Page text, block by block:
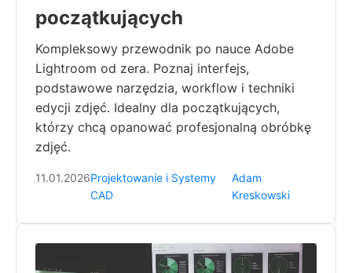
początkujących
Kompleksowy przewodnik po nauce Adobe
Lightroom od zera. Poznaj interfejs,
podstawowe narzędzia, workflow i techniki
edycji zdjęć. Idealny dla początkujących,
którzy chcą opanować profesjonalną obróbkę
zdjęć.
11.01.2026Projektowanie i Systemy
CAD
Adam
Kreskowski